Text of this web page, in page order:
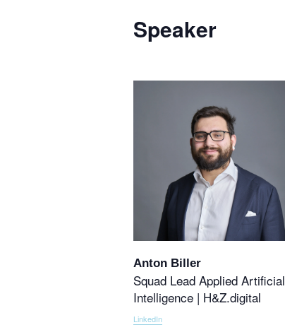
Speaker
Anton Biller
Squad Lead Applied Artificial
Intelligence | H&Z.digital
LinkedIn